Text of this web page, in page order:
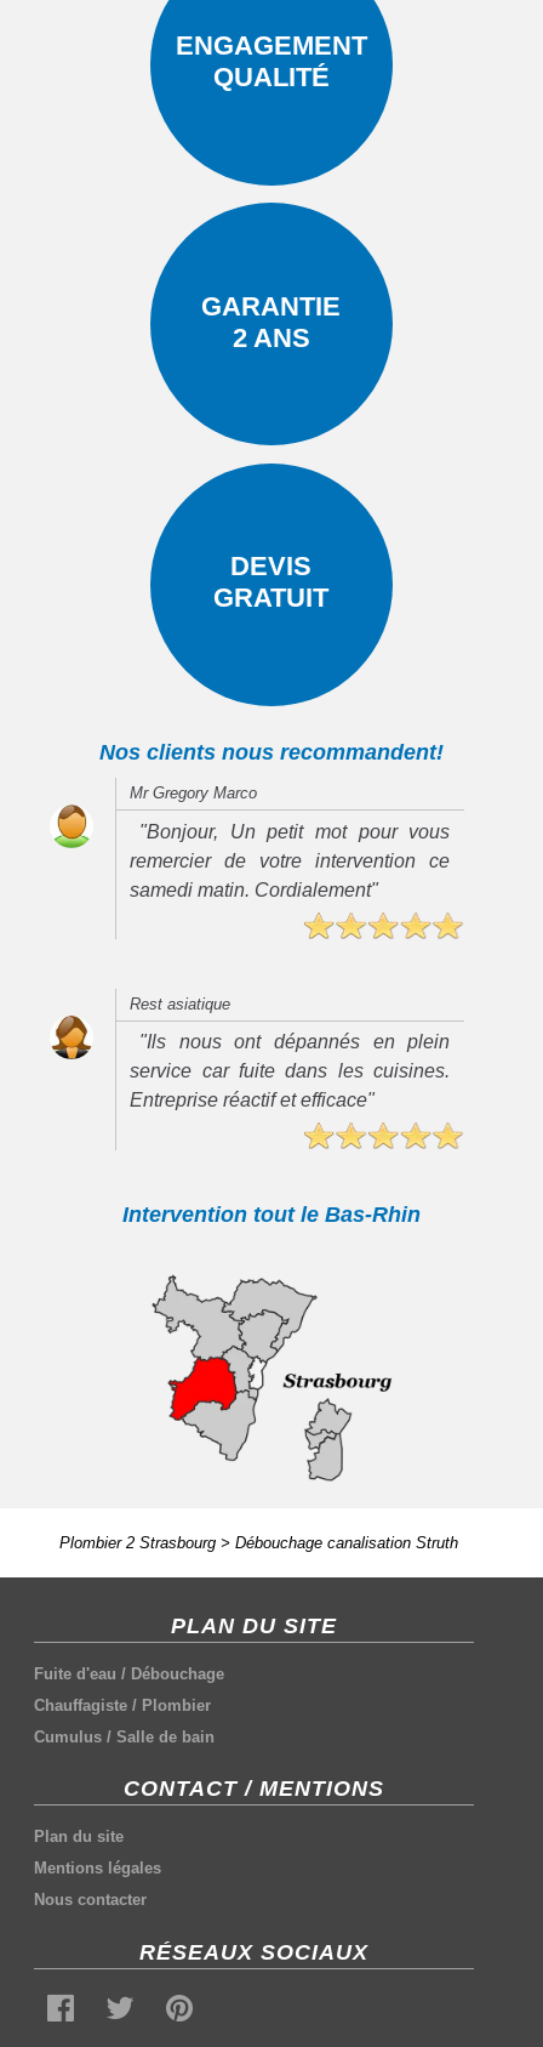
ENGAGEMENT
QUALITÉ
GARANTIE
2 ANS
DEVIS
GRATUIT
Nos clients nous recommandent!
Mr Gregory Marco
"Bonjour, Un petit mot pour vous
remercier de votre intervention ce
samedi matin. Cordialement"
Rest asiatique
"Ils nous ont dépannés en plein
service car fuite dans les cuisines.
Entreprise réactif et efficace"
Intervention tout le Bas-Rhin
Plombier 2 Strasbourg> Débouchage canalisation Struth
PLAN DU SITE
Fuite d'eau / Débouchage
Chauffagiste / Plombier
Cumulus /Salle de bain
CONTACT / MENTIONS
Plan du site
Mentions légales
Nous contacter
RÉSEAUX SOCIAUX